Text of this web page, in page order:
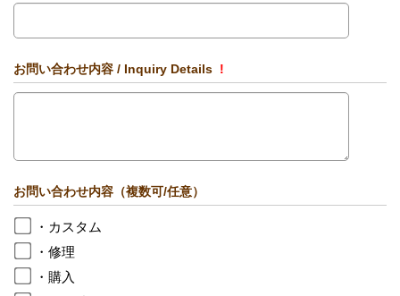
お問い合わせ内容 / Inquiry Details !
お問い合わせ内容（複数可/任意）
・カスタム
・修理
・購入